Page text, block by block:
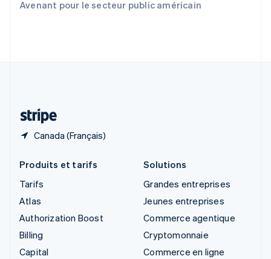
Avenant pour le secteur public américain
Canada (Français)
English
Produits et tarifs
Tarifs
Atlas
Authorization Boost
Billing
Capital
Solutions
Grandes entreprises
Jeunes entreprises
Commerce agentique
Cryptomonnaie
Commerce en ligne